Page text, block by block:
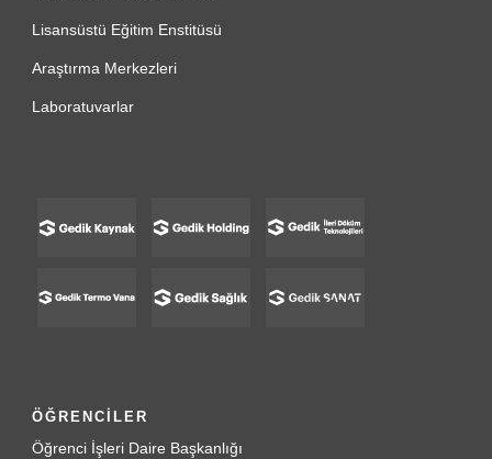
Lisansüstü Eğitim Enstitüsü
Araştırma Merkezleri
Laboratuvarlar
ÖĞRENCİLER
Öğrenci İşleri Daire Başkanlığı